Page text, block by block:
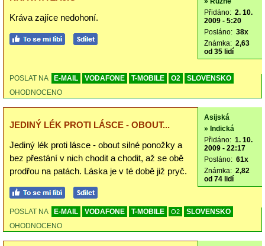
Kráva zajíce nedohoní.
Přidáno: 2. 10.
2009 - 5:20
Posláno: 38x
Známka: 2,63
od 35 lidí
POSLAT NA E-MAIL VODAFONE T-MOBILE O2
SLOVENSKO
OHODNOCENO
JEDINÝ LÉK PROTI LÁSCE - OBOUT...
Jediný lék proti lásce - obout silné ponožky a
bez přestání v nich chodit a chodit, až se obě
prodřou na patách. Láska je v té době již pryč.
Asijská
» Indická
Přidáno: 1. 10.
2009 - 22:17
Posláno: 61x
Známka: 2,82
od 74 lidí
POSLAT NA E-MAIL VODAFONE T-MOBILE O2
SLOVENSKO
OHODNOCENO